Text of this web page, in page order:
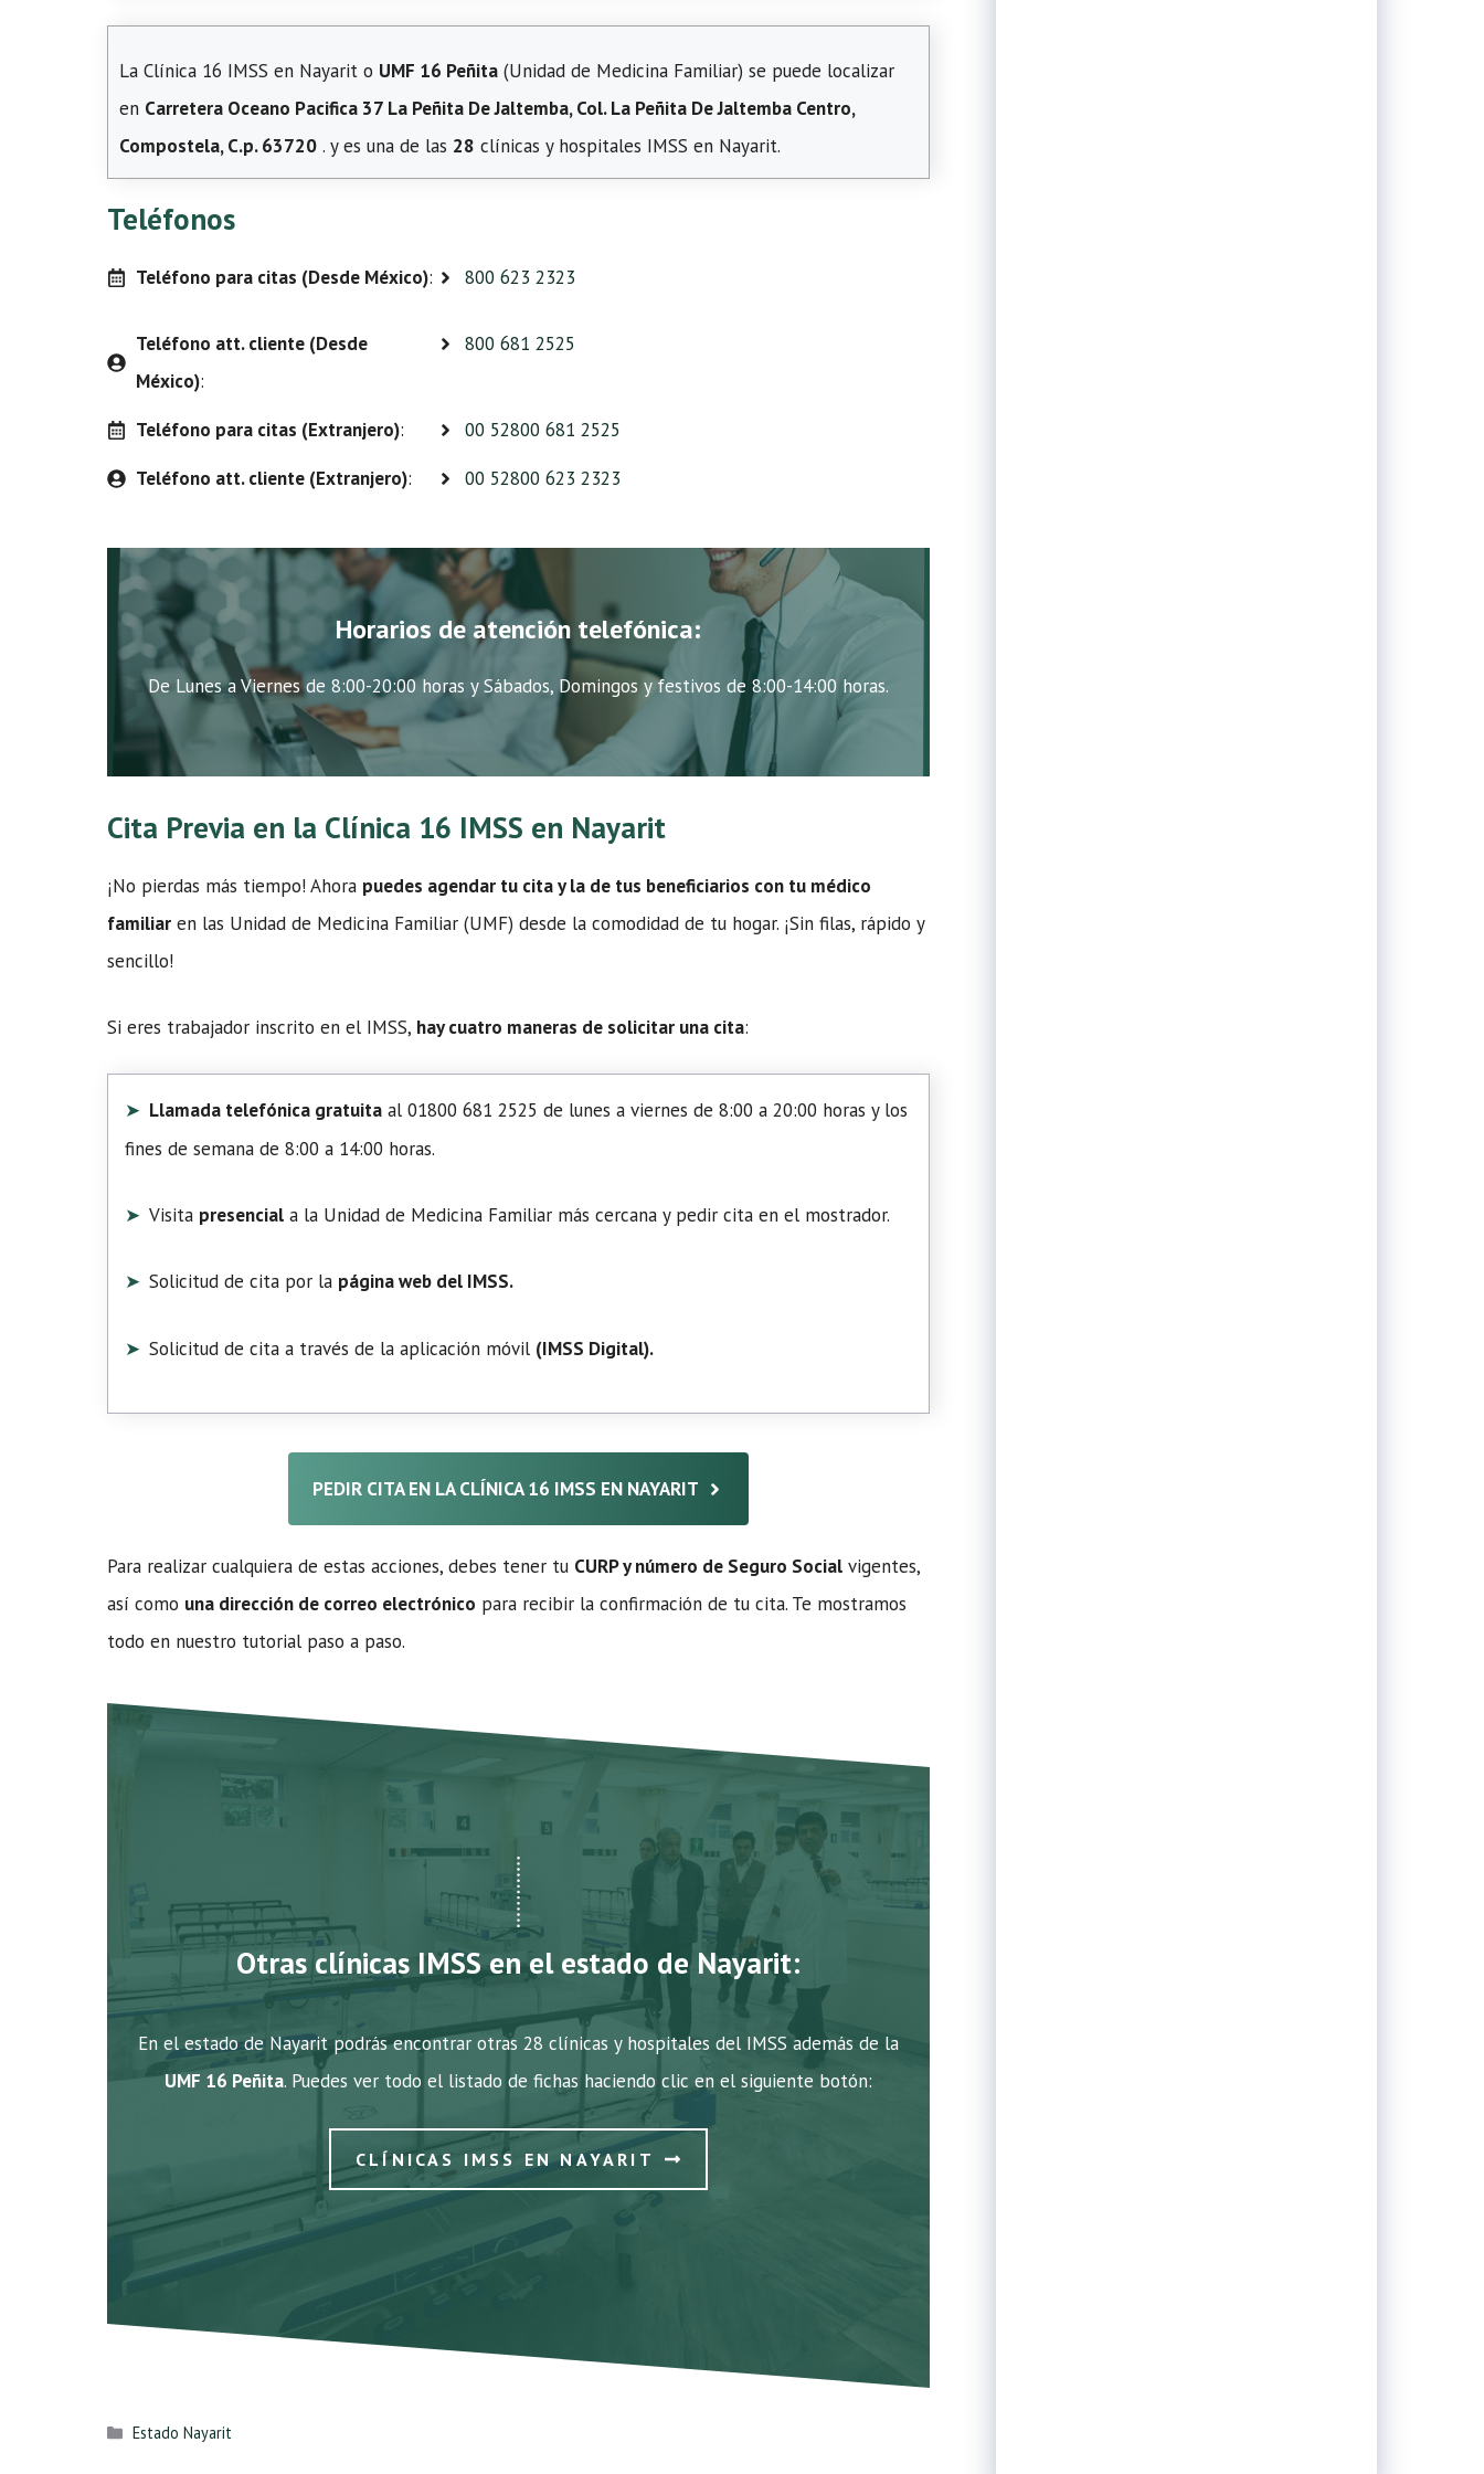
La Clínica 16 IMSS en Nayarit o UMF 16 Peñita (Unidad de Medicina Familiar) se puede localizar
en Carretera Oceano Pacifica 37 La Peñita De Jaltemba, Col. La Peñita De Jaltemba Centro,
Compostela, C.p. 63720 . y es una de las 28 clínicas y hospitales IMSS en Nayarit.
Teléfonos
Teléfono para citas (Desde México): 800 623 2323
Teléfono att. cliente (Desde
México):
800 681 2525
Teléfono para citas (Extranjero):
00 52800 681 2525
Teléfono att. cliente (Extranjero): 00 52800 623 2323
Horarios de atención telefónica:
De Lunes a Viernes de 8:00-20:00 horas y Sábados, Domingos y festivos de 8:00-14:00 horas.
Cita Previa en la Clínica 16 IMSS en Nayarit
¡No pierdas más tiempo! Ahora puedes agendar tu cita y la de tus beneficiarios con tu médico
familiar en las Unidad de Medicina Familiar (UMF) desde la comodidad de tu hogar. ¡Sin filas, rápido y
sencillo!
Si eres trabajador inscrito en el IMSS, hay cuatro maneras de solicitar una cita:
Llamada telefónica gratuita al 01800 681 2525 de lunes a viernes de 8:00 a 20:00 horas y los
fines de semana de 8:00 a 14:00 horas.
Visita presencial a la Unidad de Medicina Familiar más cercana y pedir cita en el mostrador.
Solicitud de cita por la página web del IMSS.
Solicitud de cita a través de la aplicación móvil (IMSS Digital).
PEDIR CITA EN LA CLÍNICA 16 IMSS EN NAYARIT
Para realizar cualquiera de estas acciones, debes tener tu CURP y número de Seguro Social vigentes,
así como una dirección de correo electrónico para recibir la confirmación de tu cita. Te mostramos
todo en nuestro tutorial paso a paso.
Otras clínicas IMSS en el estado de Nayarit:
En el estado de Nayarit podrás encontrar otras 28 clínicas y hospitales del IMSS además de la
UMF 16 Peñita. Puedes ver todo el listado de fichas haciendo clic en el siguiente botón:
CLÍNICAS IMSS EN NAYARIT
Categorías
Estado Nayarit